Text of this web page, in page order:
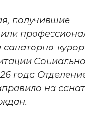
Выключены
получившие
санаторно-
года
на